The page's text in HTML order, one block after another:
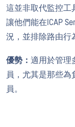
這並非取代監控工
讓他們能在ICAP
況，並排除路由行
優勢： 適用於管理
員，尤其是那些
員。